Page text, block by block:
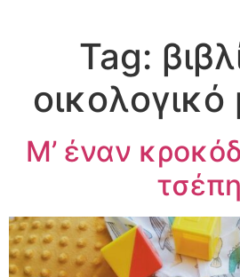
Tag:
Μ’ έναν
τσέπη